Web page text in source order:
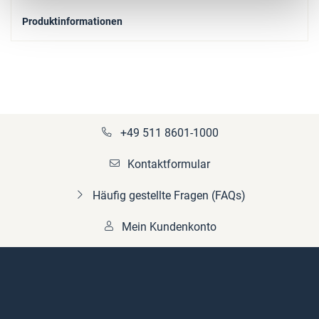
Produktinformationen
+49 511 8601-1000
Kontaktformular
Häufig gestellte Fragen (FAQs)
Mein Kundenkonto